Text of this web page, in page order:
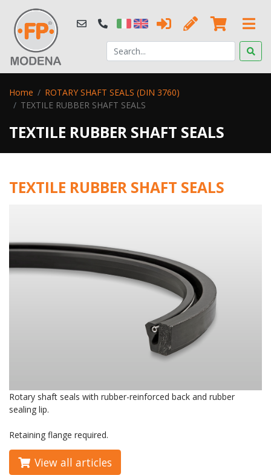
Home
ROTARY SHAFT SEALS (DIN 3760)
TEXTILE RUBBER SHAFT SEALS
TEXTILE RUBBER SHAFT SEALS
TEXTILE RUBBER SHAFT SEALS
Rotary shaft seals with rubber-reinforced back and rubber
sealing lip.
Retaining flange required.
View all articles